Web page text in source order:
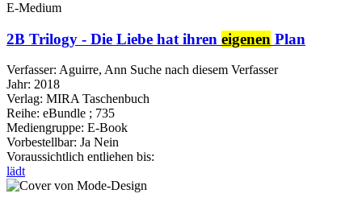
E-Medium
2B Trilogy - Die Liebe hat ihren eigenen Plan
Verfasser: Aguirre, Ann Suche nach diesem Verfasser
Jahr: 2018
Verlag: MIRA Taschenbuch
Reihe: eBundle ; 735
Mediengruppe: E-Book
Vorbestellbar: Ja Nein
Voraussichtlich entliehen bis:
lädt